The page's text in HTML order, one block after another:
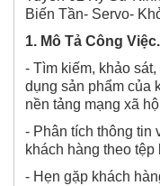
Biến Tần- Servo-
1. Mô Tả Công Việc.
- Tìm kiếm, khảo
dụng sản phẩm của
nền tảng mạng xã
- Phân tích thông tin
khách hàng theo
- Hẹn gặp khách